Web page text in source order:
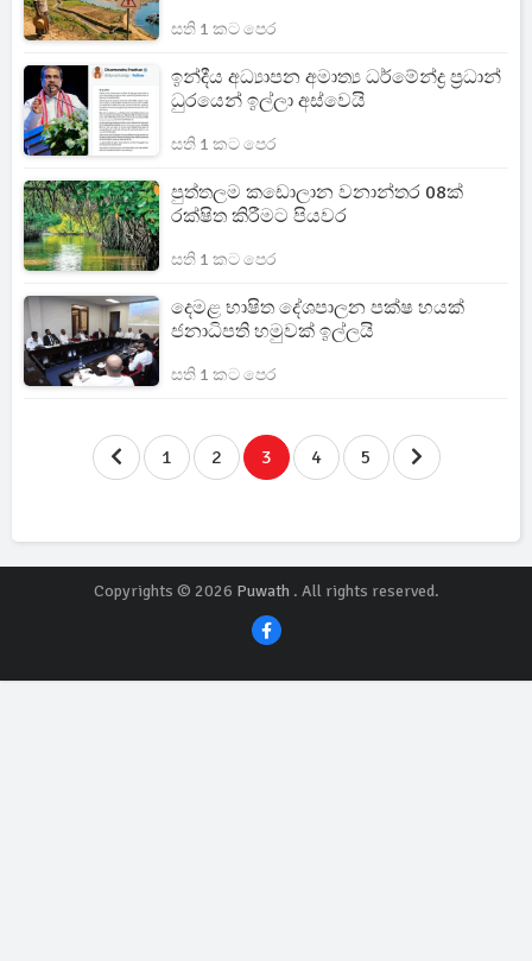
සති 1 කට පෙර
ඉන්දීය අධ්‍යාපන අමාත්‍ය ධර්මේන්ද්‍ර ප්‍රධාන්
ධුරයෙන් ඉල්ලා අස්වෙයි
සති 1 කට පෙර
පුත්තලම කඩොලාන වනාන්තර 08ක්
රක්ෂිත කිරීමට පියවර
සති 1 කට පෙර
දෙමළ භාෂිත දේශපාලන පක්ෂ හයක්
ජනාධිපති හමුවක් ඉල්ලයි
සති 1 කට පෙර
1 2 3 4 5
Copyrights © 2026 Puwath. All rights reserved.